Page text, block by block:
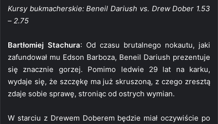
Kursy bukmacherskie: Beneil Dariush vs. Drew Dober 1.53
– 2.75
Bartłomiej Stachura: Od czasu brutalnego nokautu, jaki
zafundował mu Edson Barboza, Beneil Dariush prezentuje
się znacznie gorzej. Pomimo ledwie 29 lat na karku,
wydaje się, że szczękę ma już skruszoną, z czego zresztą
zdaje sobie sprawę, stroniąc od ostrych wymian.
W starciu z Drewem Doberem będzie miał oczywiście po